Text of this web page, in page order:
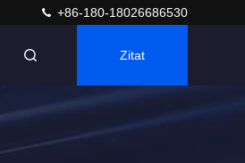
+86-180-18026686530
Zitat